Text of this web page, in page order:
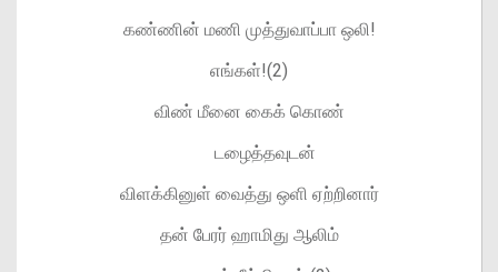
கண்ணின் மணி முத்துவாப்பா ஒலி!
எங்கள்!(2)
விண் மீனை கைக் கொண்
டழைத்தவுடன்
விளக்கினுள் வைத்து ஒளி ஏற்றினார்
தன் பேரர் ஹாமிது ஆலிம்